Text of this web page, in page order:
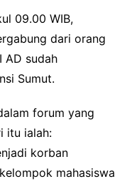
09.00 WIB,
dari orang
AD sudah
Sumut.
forum yang
itu ialah:
korban
mahasiswa